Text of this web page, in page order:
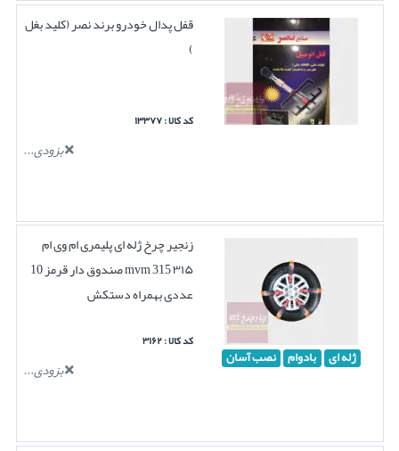
قفل پدال خودرو برند نصر (کلید بغل
)
کد کالا : ۱۳۳۷۷
بزودی...
ژله ای بادوام نصب آسان
زنجیر چرخ ژله ای پلیمری ام وی ام
۳۱۵ mvm 315 صندوق دار قرمز 10
عددی بهمراه دستکش
کد کالا : ۳۱۶۲
بزودی...